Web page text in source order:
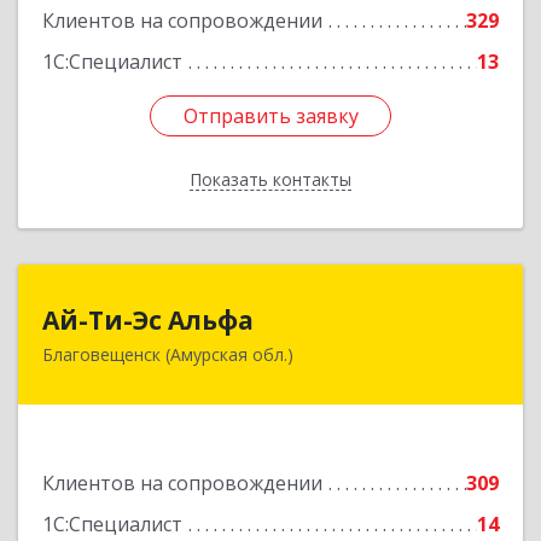
Клиентов на сопровождении
329
1С:Специалист
13
Отправить заявку
Показать контакты
Отправить заявку
Назад
Ай-Ти-Эс Альфа
Благовещенск (Амурская обл.)
Клиентов на сопровождении
309
1С:Специалист
14
675000, Амурская обл, Благовещенск г, Зейская